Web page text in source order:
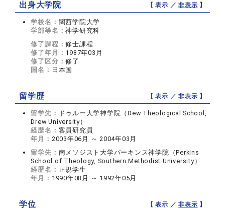
出身大学院 【 表示 ／非表示 】
学校名： 関西学院大学
学部等名：神学研究科
修了課程：修士課程
修了年月： 1987年03月
修了区分：修了
国名： 日本国
留学歴 【 表示 ／非表示 】
留学先：
ドゥルー大学神学院（Dew Theological School,
Drew University）
経歴名： 客員研究員
年月： 2003年06月 ～ 2004年03月
留学先： 南メソジスト大学パーキンス神学院（Perkins
School of Theology, Southern Methodist University）
経歴名： 正規学生
年月： 1990年08月 ～ 1992年05月
学位 【 表示 ／非表示 】